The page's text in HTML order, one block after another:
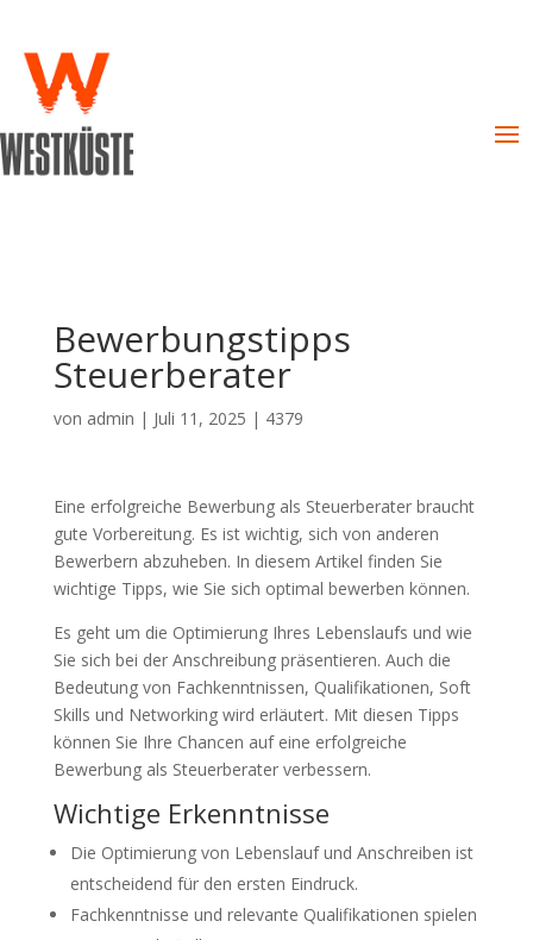
Bewerbungstipps
Steuerberater
von admin | Juli 11, 2025 | 4379
Eine erfolgreiche Bewerbung als Steuerberater braucht
gute Vorbereitung. Es ist wichtig, sich von anderen
Bewerbern abzuheben. In diesem Artikel finden Sie
wichtige Tipps, wie Sie sich optimal bewerben können.
Es geht um die Optimierung Ihres Lebenslaufs und wie
Sie sich bei der Anschreibung präsentieren. Auch die
Bedeutung von Fachkenntnissen, Qualifikationen, Soft
Skills und Networking wird erläutert. Mit diesen Tipps
können Sie Ihre Chancen auf eine erfolgreiche
Bewerbung als Steuerberater verbessern.
Wichtige Erkenntnisse
Die Optimierung von Lebenslauf und Anschreiben ist
entscheidend für den ersten Eindruck.
Fachkenntnisse und relevante Qualifikationen spielen